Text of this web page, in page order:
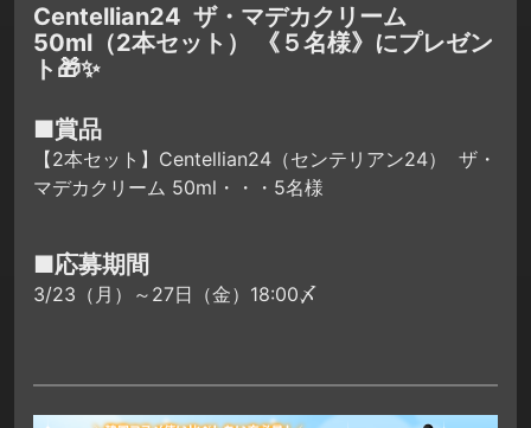
Centellian24 ザ・マデカクリーム
50ml（2本セット） 《５名様》にプレゼン
ト🎁✨
■賞品
【2本セット】Centellian24（センテリアン24） ザ・
マデカクリーム 50ml・・・5名様
■応募期間
3/23（月）～27日（金）18:00〆